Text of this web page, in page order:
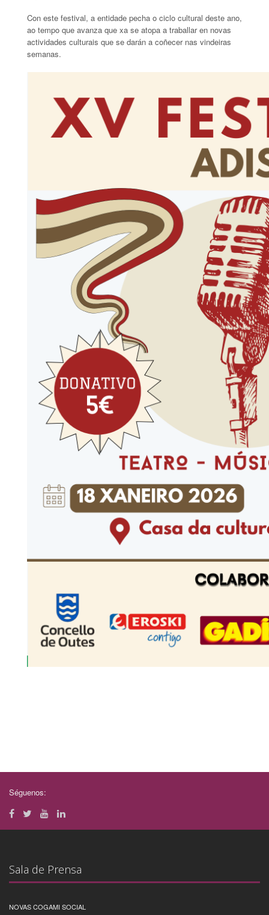
Con este festival, a entidade pecha o ciclo cultural deste ano,
ao tempo que avanza que xa se atopa a traballar en novas
actividades culturais que se darán a coñecer nas vindeiras
semanas.
Séguenos:
Sala de Prensa
NOVAS COGAMI SOCIAL